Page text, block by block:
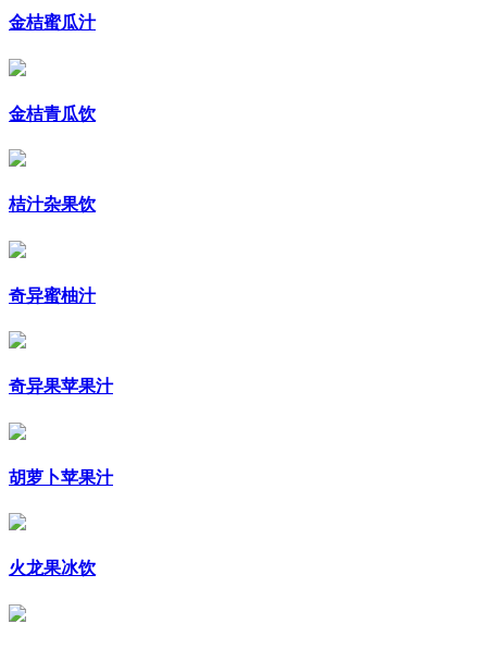
金桔蜜瓜汁
金桔青瓜饮
桔汁杂果饮
奇异蜜柚汁
奇异果苹果汁
胡萝卜苹果汁
火龙果冰饮